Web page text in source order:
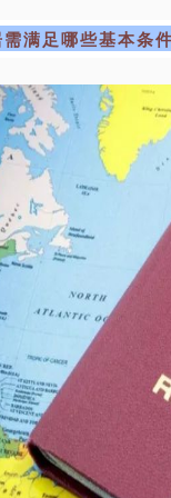
满足哪些基本条